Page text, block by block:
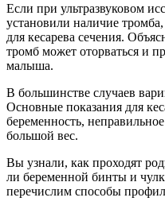
Если при ультразвуковом
установили наличие
для кесарева сечения.
тромб может оторваться и
малыша.
В большинстве случаев
Основные показания для
беременность,
большой вес.
Вы узнали, как проходят
ли беременной бинты и
перечислим способы